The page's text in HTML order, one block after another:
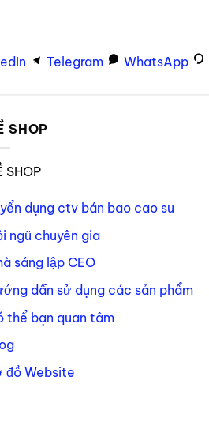
Telegram WhatsApp
SHOP
SHOP
dụng ctv bán bao cao su
ngũ chuyên gia
sáng lập CEO
dẫn sử dụng các sản phẩm
thể bạn quan tâm
đồ Website